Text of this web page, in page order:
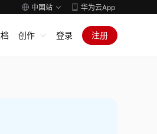
中国站 华为云App
创作 登录 注册